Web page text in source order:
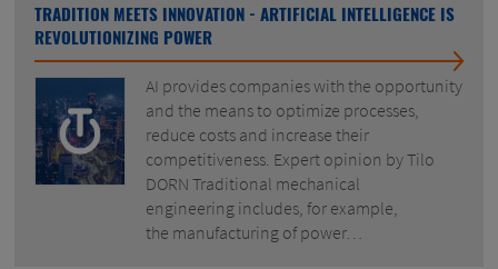
TRADITION MEETS INNOVATION - ARTIFICIAL INTELLIGENCE IS
REVOLUTIONIZING POWER
AI provides companies with the opportunity
and the means to optimize processes,
reduce costs and increase their
competitiveness. Expert opinion by Tilo
DORN Traditional mechanical
engineering includes, for example,
the manufacturing of power…